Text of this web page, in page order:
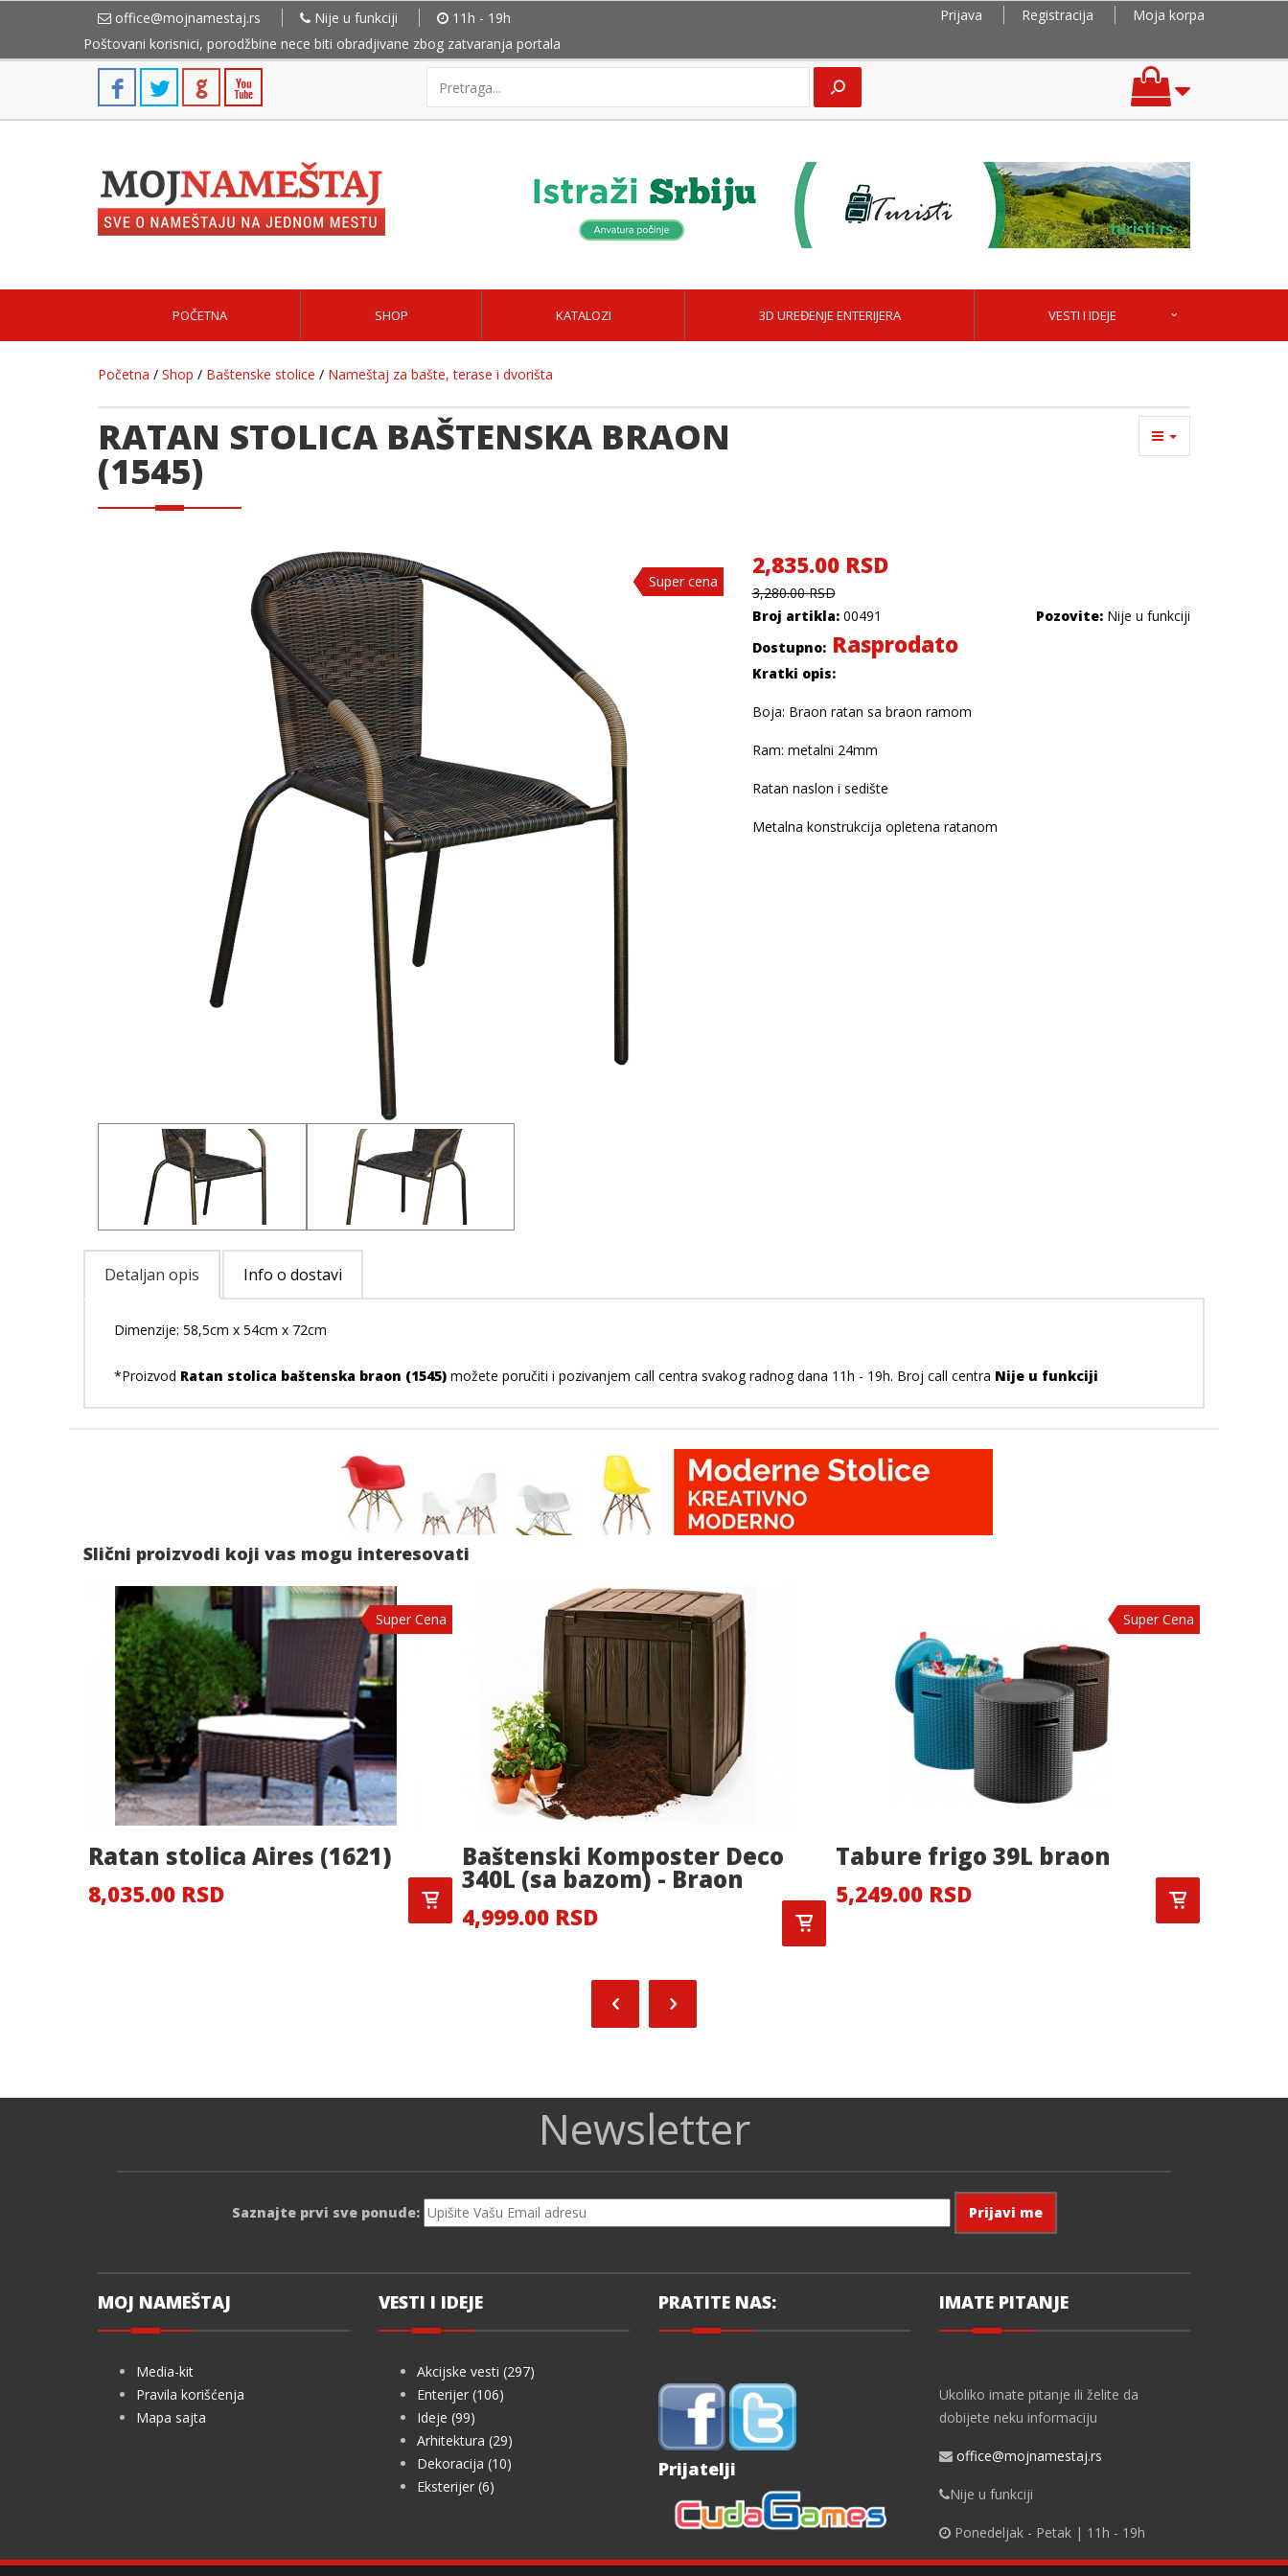
office@mojnamestaj.rs Nije u funkciji 11h - 19h Prijava Registracija
Moja korpa
Poštovani korisnici, porodžbine nece biti obradjivane zbog zatvaranja portala
POČETNA SHOP KATALOZI 3D UREĐENJE ENTERIJERA VESTI I IDEJE
Početna / Shop / Baštenske stolice / Nameštaj za bašte, terase i dvorišta
RATAN STOLICA BAŠTENSKA BRAON
(1545)
Super cena
Super cena
Super cena
2,835.00 RSD
3,280.00 RSD
Broj artikla:00491 Pozovite: Nije u funkciji
Dostupno:Rasprodato
Kratki opis:
Boja: Braon ratan sa braon ramom
Ram: metalni 24mm
Ratan naslon i sedište
Metalna konstrukcija opletena ratanom
Detaljan opis Info o dostavi
Dimenzije: 58,5cm x 54cm x 72cm
*Proizvod Ratan stolica baštenska braon (1545) možete poručiti i pozivanjem call centra svakog radnog dana 11h - 19h. Broj call centra Nije u funkciji
Slični proizvodi koji vas mogu interesovati
Super Cena
Ratan stolica Aires (1621)
8,035.00 RSD
Baštenski Komposter Deco
340L (sa bazom) - Braon
4,999.00 RSD
Super Cena
Tabure frigo 39L braon
5,249.00 RSD
Newsletter
Saznajte prvi sve ponude:
MOJ NAMEŠTAJ
Media-kit
Pravila korišćenja
Mapa sajta
VESTI I IDEJE
Akcijske vesti (297)
Enterijer (106)
Ideje (99)
Arhitektura (29)
Dekoracija (10)
Eksterijer (6)
PRATITE NAS:
Prijatelji
IMATE PITANJE
Ukoliko imate pitanje ili želite da
dobijete neku informaciju
office@mojnamestaj.rs
Nije u funkciji
Ponedeljak - Petak | 11h - 19h